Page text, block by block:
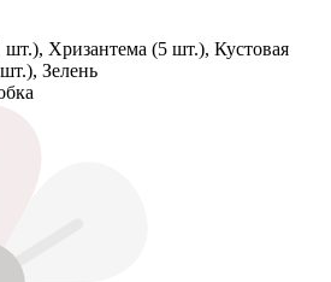
шт.), Хризантема (5 шт.), Кустовая
Зелень